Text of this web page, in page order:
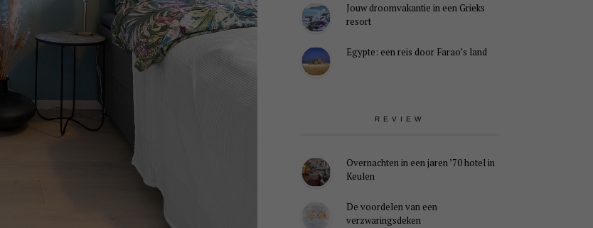
Jouw droomvakantie in een Grieks
resort
Egypte: een reis door Farao’s land
REVIEW
Overnachten in een jaren ’70 hotel in
Keulen
De voordelen van een
verzwaringsdeken